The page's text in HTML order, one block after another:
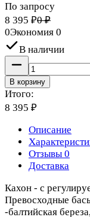
По запросу
8 395 ₽0 ₽
0Экономия 0
В наличии
В корзину
Итого:
8 395 ₽
Описание
Отзывы 0
Доставка
Кахон - с
Превосходные
-балтийская